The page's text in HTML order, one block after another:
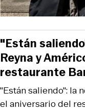
"Están saliendo": la
el aniversario del
"Están
Reyna y
restaurante